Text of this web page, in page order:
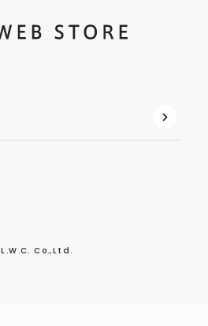
Co.,Ltd.